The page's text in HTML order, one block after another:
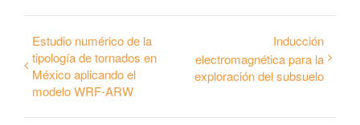
Estudio numérico de la
tipología de tornados en
México aplicando el
modelo WRF-ARW
Inducción
electromagnética para la
exploración del subsuelo